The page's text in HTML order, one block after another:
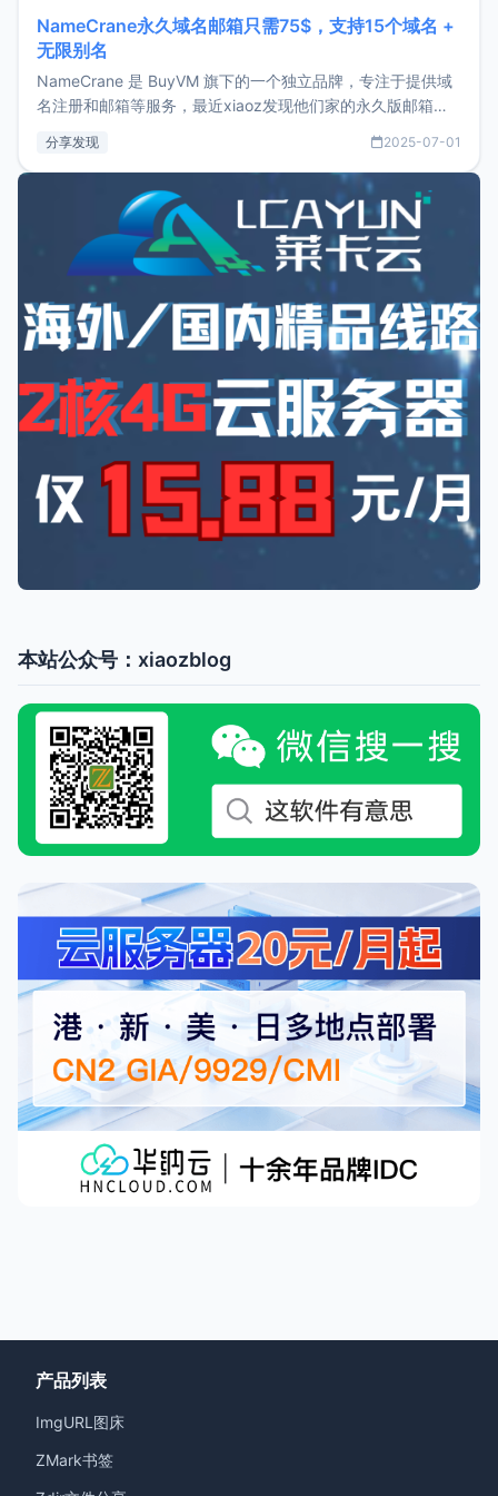
NameCrane永久域名邮箱只需75$，支持15个域名 +
无限别名
NameCrane 是 BuyVM 旗下的一个独立品牌，专注于提供域
名注册和邮箱等服务，最近xiaoz发现他们家的永久版邮箱服
又实惠的域名邮箱，不妨尝试一下 NameCrane。注册
NameCraneNameCrane不支持直接注册，必须要购买
分享发现 2025-07-01
本站公众号：xiaozblog
产品列表
ImgURL图床
ZMark书签